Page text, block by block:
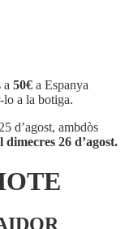
a 50€ a Espanya
lo a la botiga.
d’agost, ambdòs
26 d’agost.